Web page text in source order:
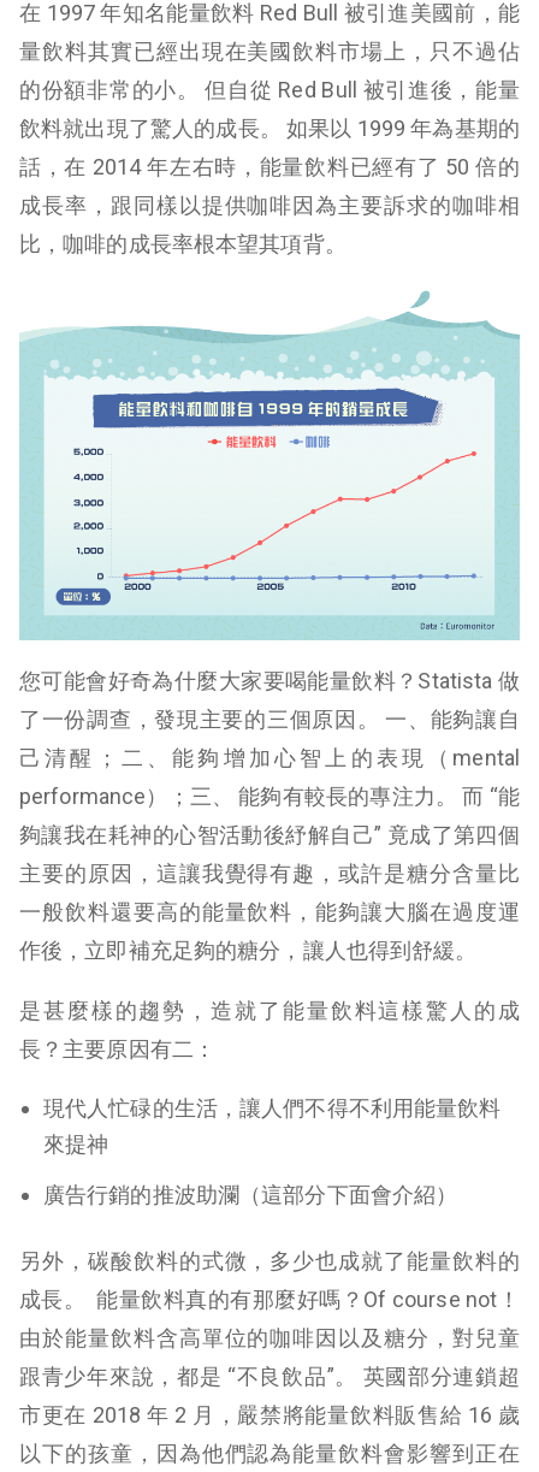
在 1997 年知名能量飲料 Red Bull 被引進美國前，能
量飲料其實已經出現在美國飲料市場上，只不過佔
的份額非常的小。 但自從 Red Bull 被引進後，能量
飲料就出現了驚人的成長。 如果以 1999 年為基期的
話，在 2014 年左右時，能量飲料已經有了 50 倍的
成長率，跟同樣以提供咖啡因為主要訴求的咖啡相
比，咖啡的成長率根本望其項背。
您可能會好奇為什麼大家要喝能量飲料？Statista 做
了一份調查，發現主要的三個原因。 一、能夠讓自
己清醒；二、能夠增加心智上的表現（mental
performance）；三、 能夠有較長的專注力。 而 “能
夠讓我在耗神的心智活動後紓解自己” 竟成了第四個
主要的原因，這讓我覺得有趣，或許是糖分含量比
一般飲料還要高的能量飲料，能夠讓大腦在過度運
作後，立即補充足夠的糖分，讓人也得到舒緩。
是甚麼樣的趨勢，造就了能量飲料這樣驚人的成
長？主要原因有二：
現代人忙碌的生活，讓人們不得不利用能量飲料
來提神
廣告行銷的推波助瀾（這部分下面會介紹）
另外，碳酸飲料的式微，多少也成就了能量飲料的
成長。
能量飲料真的有那麼好嗎？Of course not！
由於能量飲料含高單位的咖啡因以及糖分，對兒童
跟青少年來說，都是 “不良飲品”。 英國部分連鎖超
市更在 2018 年 2 月，嚴禁將能量飲料販售給 16 歲
以下的孩童，因為他們認為能量飲料會影響到正在